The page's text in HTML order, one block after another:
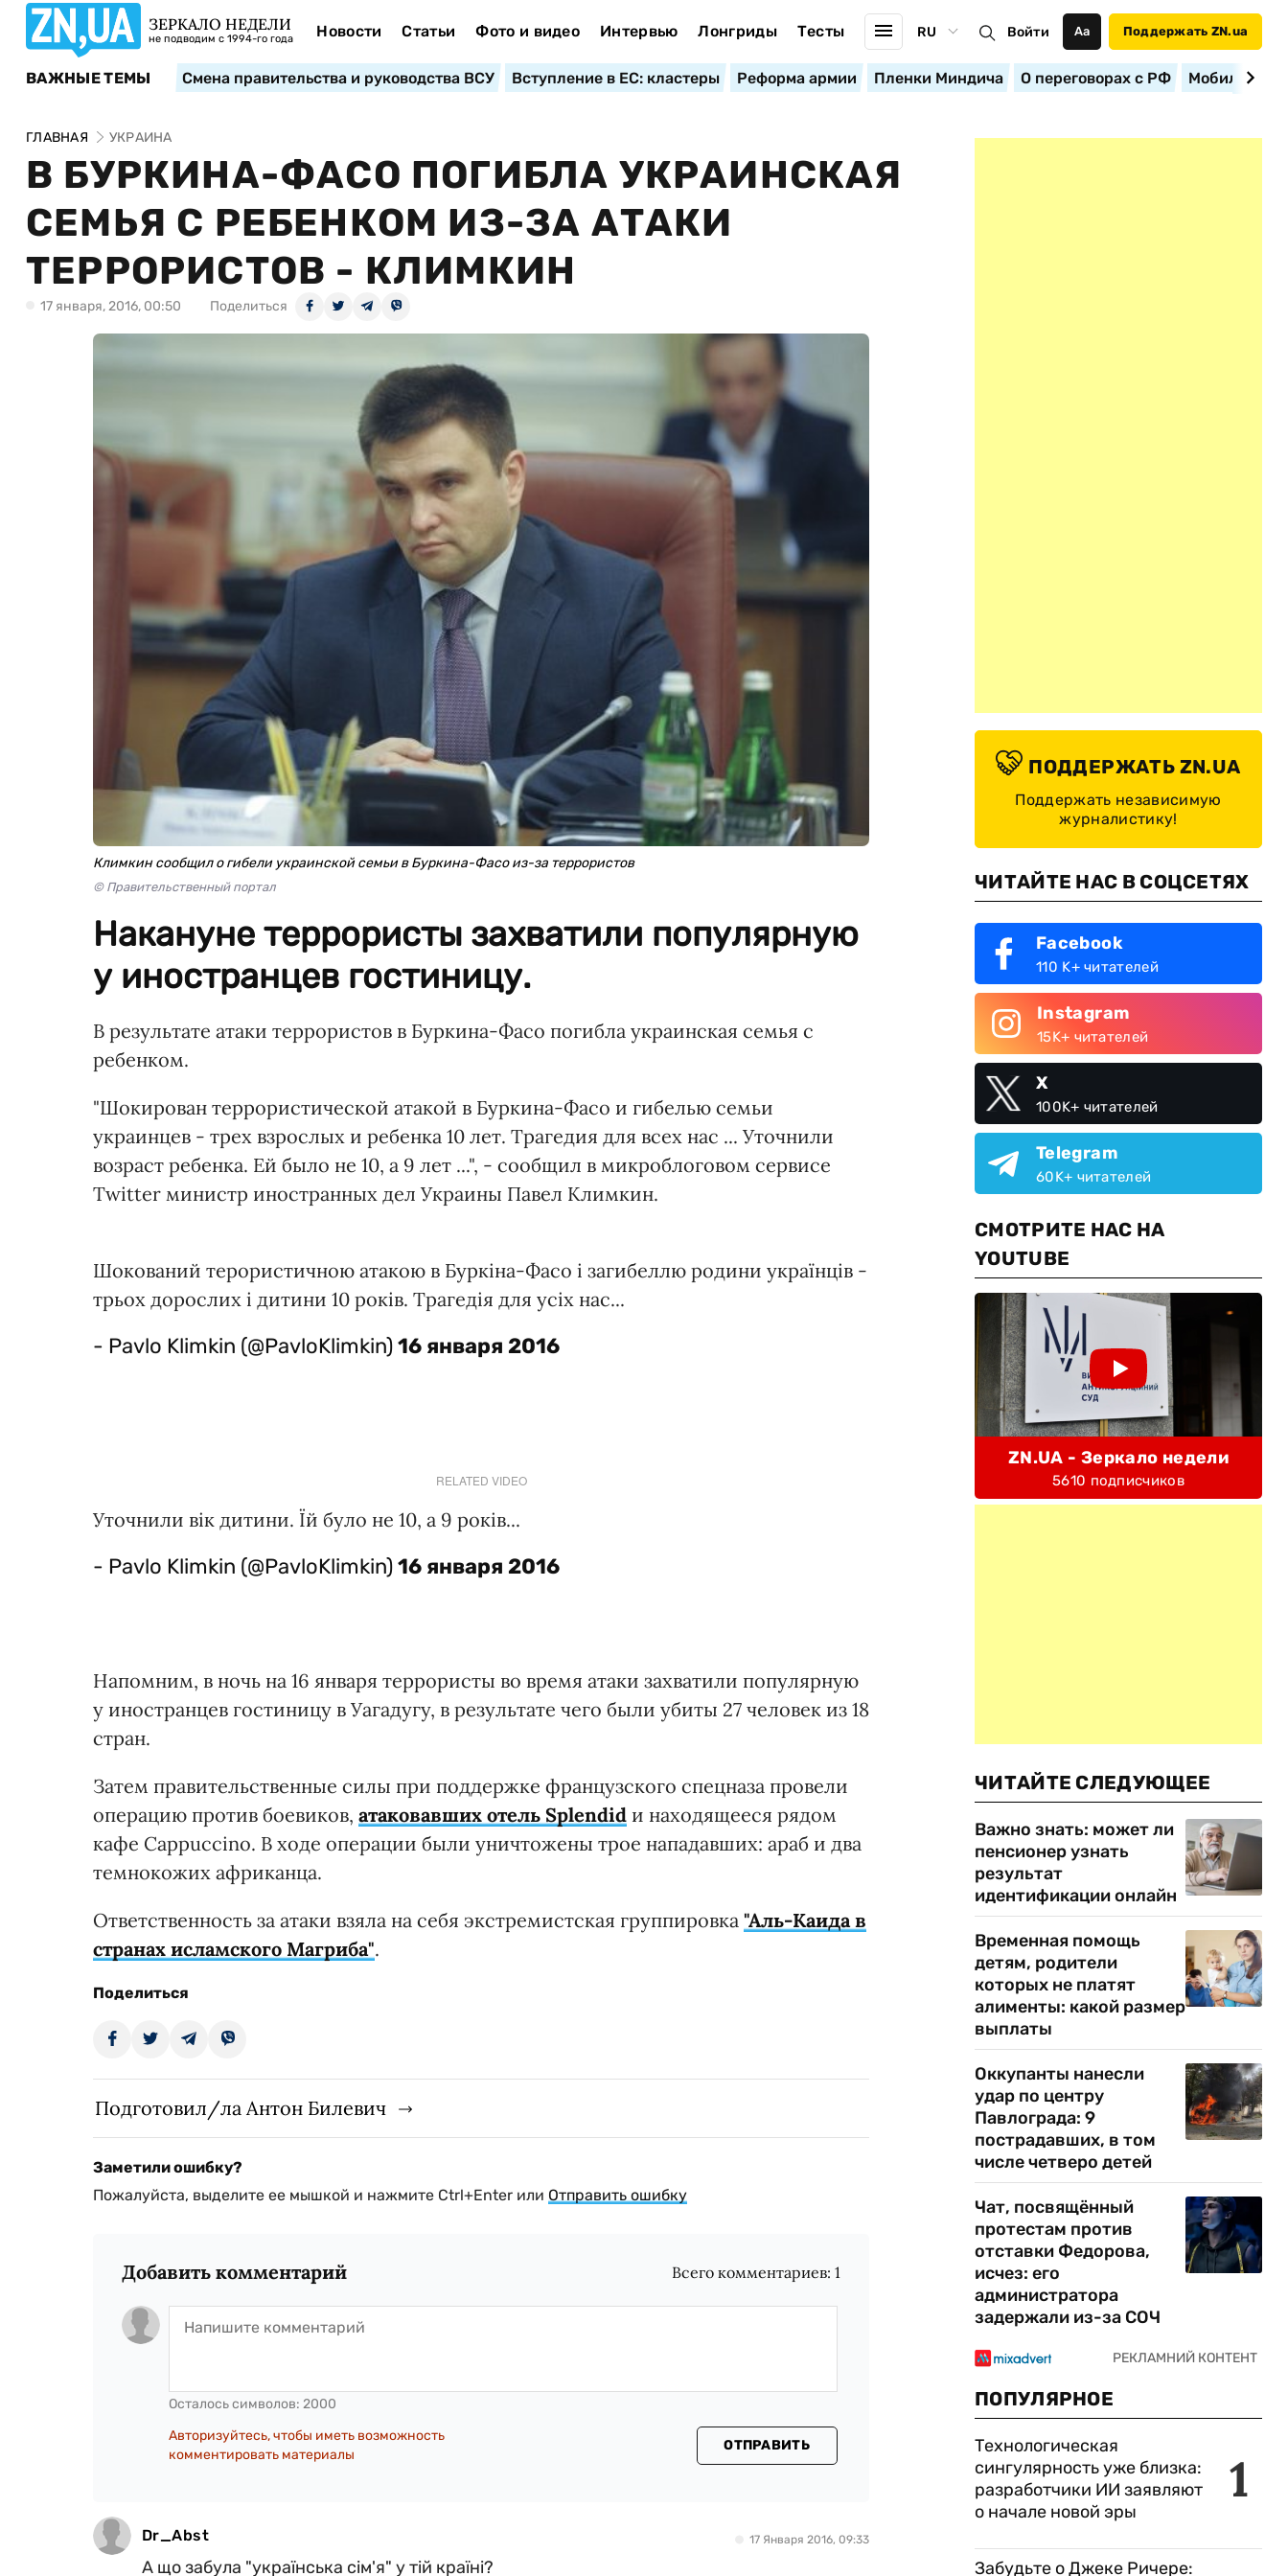
ЗЕРКАЛО НЕДЕЛИ
не подводим с 1994-го года Новости Статьи Фото и видео Интервью Лонгриды Тесты RU Войти Аа Поддержать ZN.ua
ВАЖНЫЕ ТЕМЫ Смена правительства и руководства ВСУ Вступление в ЕС: кластеры Реформа армии Пленки Миндича О переговорах с РФ
ГЛАВНАЯ УКРАИНА
В БУРКИНА-ФАСО ПОГИБЛА УКРАИНСКАЯ
СЕМЬЯ С РЕБЕНКОМ ИЗ-ЗА АТАКИ
ТЕРРОРИСТОВ - КЛИМКИН
17 января, 2016, 00:50 Поделиться
Климкин сообщил о гибели украинской семьи в Буркина-Фасо из-за террористов
© Правительственный портал
Накануне террористы захватили популярную
у иностранцев гостиницу.
В результате атаки террористов в Буркина-Фасо погибла украинская семья с
ребенком.
"Шокирован террористической атакой в Буркина-Фасо и гибелью семьи
украинцев - трех взрослых и ребенка 10 лет. Трагедия для всех нас ... Уточнили
возраст ребенка. Ей было не 10, а 9 лет ...", - сообщил в микроблоговом сервисе
Twitter министр иностранных дел Украины Павел Климкин.
Шокований терористичною атакою в Буркіна-Фасо і загибеллю родини українців -
трьох дорослих і дитини 10 років. Трагедія для усіх нас...
- Pavlo Klimkin (@PavloKlimkin)16 января 2016
RELATED VIDEO
Уточнили вік дитини. Їй було не 10, а 9 років...
- Pavlo Klimkin (@PavloKlimkin)16 января 2016
Напомним, в ночь на 16 января террористы во время атаки захватили популярную
у иностранцев гостиницу в Уагадугу, в результате чего были убиты 27 человек из 18
стран.
Затем правительственные силы при поддержке французского спецназа провели
операцию против боевиков, атаковавших отель Splendid и находящееся рядом
кафе Cappuccino. В ходе операции были уничтожены трое нападавших: араб и два
темнокожих африканца.
Ответственность за атаки взяла на себя экстремистская группировка "Аль-Каида в
странах исламского Магриба".
Поделиться
Подготовил/ла Антон Билевич
Заметили ошибку?
Пожалуйста, выделите ее мышкой и нажмите Ctrl+Enter или Отправить ошибку
Добавить комментарий Всего комментариев:1
Осталось символов: 2000
Авторизуйтесь, чтобы иметь возможность
комментировать материалы
ОТПРАВИТЬ
Dr_Abst 17 Января 2016, 09:33
А що забула "українська сім'я" у тій країні?
ПОДДЕРЖАТЬ ZN.UA
Поддержать независимую
журналистику!
ЧИТАЙТЕ НАС В СОЦСЕТЯХ
Facebook
110 K+ читателей
Instagram
15K+ читателей
X
100K+ читателей
Telegram
60K+ читателей
СМОТРИТЕ НАС НА
YOUTUBE
ZN.UA - Зеркало недели
5610 подписчиков
ЧИТАЙТЕ СЛЕДУЮЩЕЕ
Важно знать: может ли
пенсионер узнать
результат
идентификации онлайн
Временная помощь
детям, родители
которых не платят
алименты: какой размер
выплаты
Оккупанты нанесли
удар по центру
Павлограда: 9
пострадавших, в том
числе четверо детей
Чат, посвящённый
протестам против
отставки Федорова,
исчез: его
администратора
задержали из-за СОЧ
ПОПУЛЯРНОЕ
1
Технологическая
сингулярность уже близка:
разработчики ИИ заявляют
о начале новой эры
Забудьте о Джеке Ричере: